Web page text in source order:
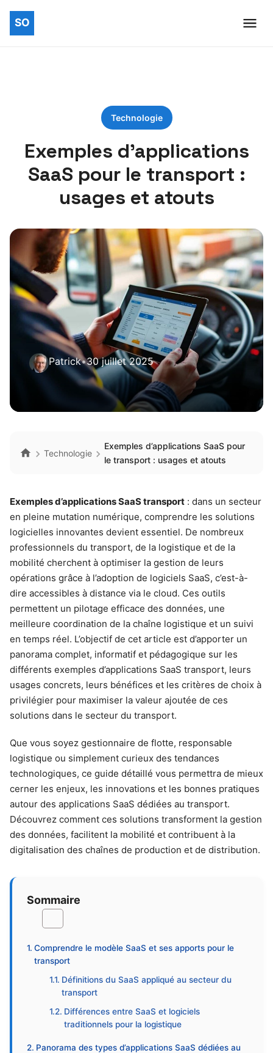
Technologie
Exemples d’applications
SaaS pour le transport :
usages et atouts
Patrick•30 juillet 2025
Technologie
Exemples d’applications SaaS pour
le transport : usages et atouts
Exemples d’applications SaaS transport : dans un secteur
en pleine mutation numérique, comprendre les solutions
logicielles innovantes devient essentiel. De nombreux
professionnels du transport, de la logistique et de la
mobilité cherchent à optimiser la gestion de leurs
opérations grâce à l’adoption de logiciels SaaS, c’est-à-
dire accessibles à distance via le cloud. Ces outils
permettent un pilotage efficace des données, une
meilleure coordination de la chaîne logistique et un suivi
en temps réel. L’objectif de cet article est d’apporter un
panorama complet, informatif et pédagogique sur les
différents exemples d’applications SaaS transport, leurs
usages concrets, leurs bénéfices et les critères de choix à
privilégier pour maximiser la valeur ajoutée de ces
solutions dans le secteur du transport.
Que vous soyez gestionnaire de flotte, responsable
logistique ou simplement curieux des tendances
technologiques, ce guide détaillé vous permettra de mieux
cerner les enjeux, les innovations et les bonnes pratiques
autour des applications SaaS dédiées au transport.
Découvrez comment ces solutions transforment la gestion
des données, facilitent la mobilité et contribuent à la
digitalisation des chaînes de production et de distribution.
Sommaire
Comprendre le modèle SaaS et ses apports pour le
transport
Définitions du SaaS appliqué au secteur du
transport
Différences entre SaaS et logiciels
traditionnels pour la logistique
Panorama des types d’applications SaaS dédiées au